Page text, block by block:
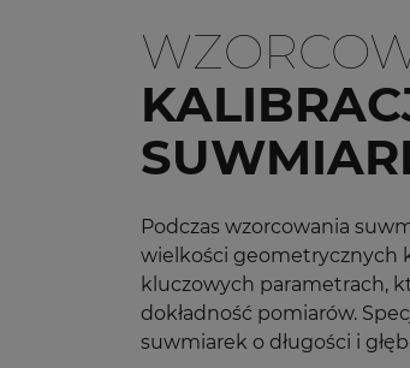
Podczas wzorcowania
wielkości geometrycznych
kluczowych parametrach,
dokładność pomiarów.
suwmiarek o długości i